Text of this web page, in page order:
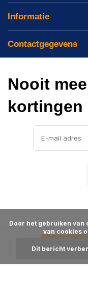
Informatie
Contactgegevens
Nooit
kortingen
Algemene voorwaarden
©
van cookies
Dit bericht